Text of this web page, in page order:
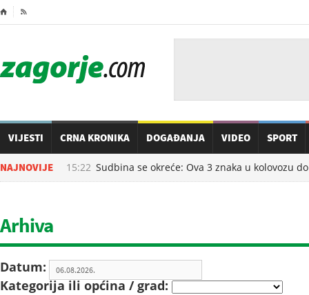
⌂ 
VIJESTI CRNA KRONIKA DOGAĐANJA VIDEO SPORT
NAJNOVIJE
u 15:22 Sudbina se okreće: Ova 3 znaka u kolovozu
Arhiva
Datum:
Kategorija ili općina / grad: